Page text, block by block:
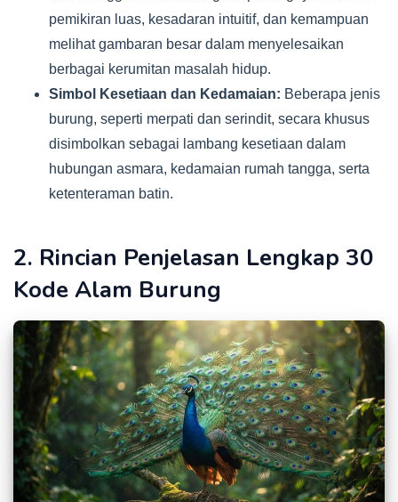
pemikiran luas, kesadaran intuitif, dan kemampuan
melihat gambaran besar dalam menyelesaikan
berbagai kerumitan masalah hidup.
Simbol Kesetiaan dan Kedamaian: Beberapa jenis
burung, seperti merpati dan serindit, secara khusus
disimbolkan sebagai lambang kesetiaan dalam
hubungan asmara, kedamaian rumah tangga, serta
ketenteraman batin.
2. Rincian Penjelasan Lengkap 30
Kode Alam Burung